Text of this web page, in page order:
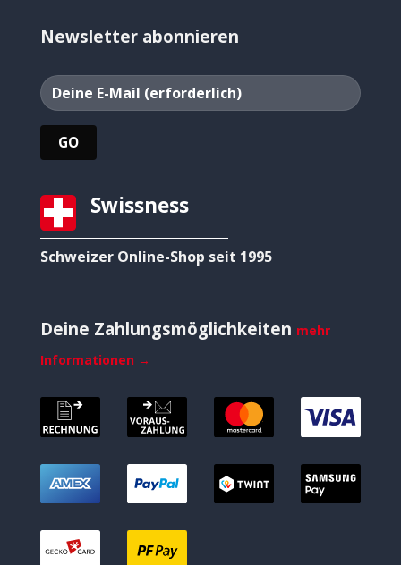
Newsletter abonnieren
Swissness
Schweizer Online-Shop seit 1995
Deine Zahlungsmöglichkeiten mehr
Informationen →